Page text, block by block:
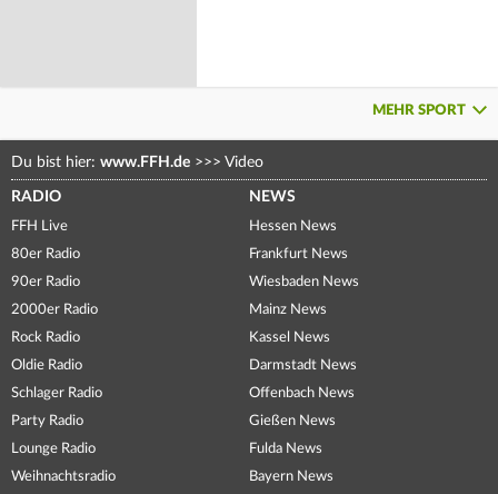
MEHR SPORT
Du bist hier: www.FFH.de >>> Video
RADIO
FFH Live
80er Radio
90er Radio
2000er Radio
Rock Radio
Oldie Radio
Schlager Radio
Party Radio
Lounge Radio
Weihnachtsradio
NEWS
Hessen News
Frankfurt News
Wiesbaden News
Mainz News
Kassel News
Darmstadt News
Offenbach News
Gießen News
Fulda News
Bayern News